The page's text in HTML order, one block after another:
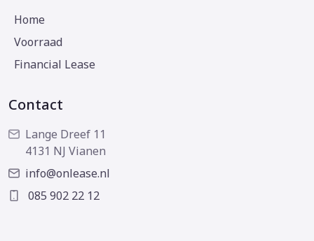
Home
Voorraad
Financial Lease
Contact
Lange Dreef 11
4131 NJ Vianen
info@onlease.nl
085 902 22 12